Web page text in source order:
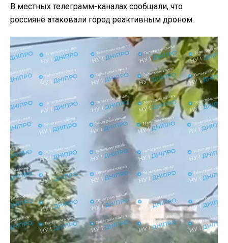
В местных телеграмм-каналах сообщали, что
россияне атаковали город реактивным дроном.